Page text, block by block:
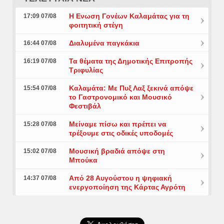
17:09 07/08
Η Ενωση Γονέων Καλαμάτας για τη
φοιτητική στέγη
16:44 07/08 Διαλυμένα παγκάκια
16:19 07/08
Τα θέματα της Δημοτικής Επιτροπής
Τριφυλίας
15:54 07/08
Καλαμάτα: Με Πυξ Λαξ ξεκινά απόψε
το Γαστρονομικό και Μουσικό
Φεστιβάλ
15:28 07/08
Μείναμε πίσω και πρέπει να
τρέξουμε στις οδικές υποδομές
15:02 07/08
Μουσική βραδιά απόψε στη
Μπούκα
14:37 07/08
Από 28 Αυγούστου η ψηφιακή
ενεργοποίηση της Κάρτας Αγρότη